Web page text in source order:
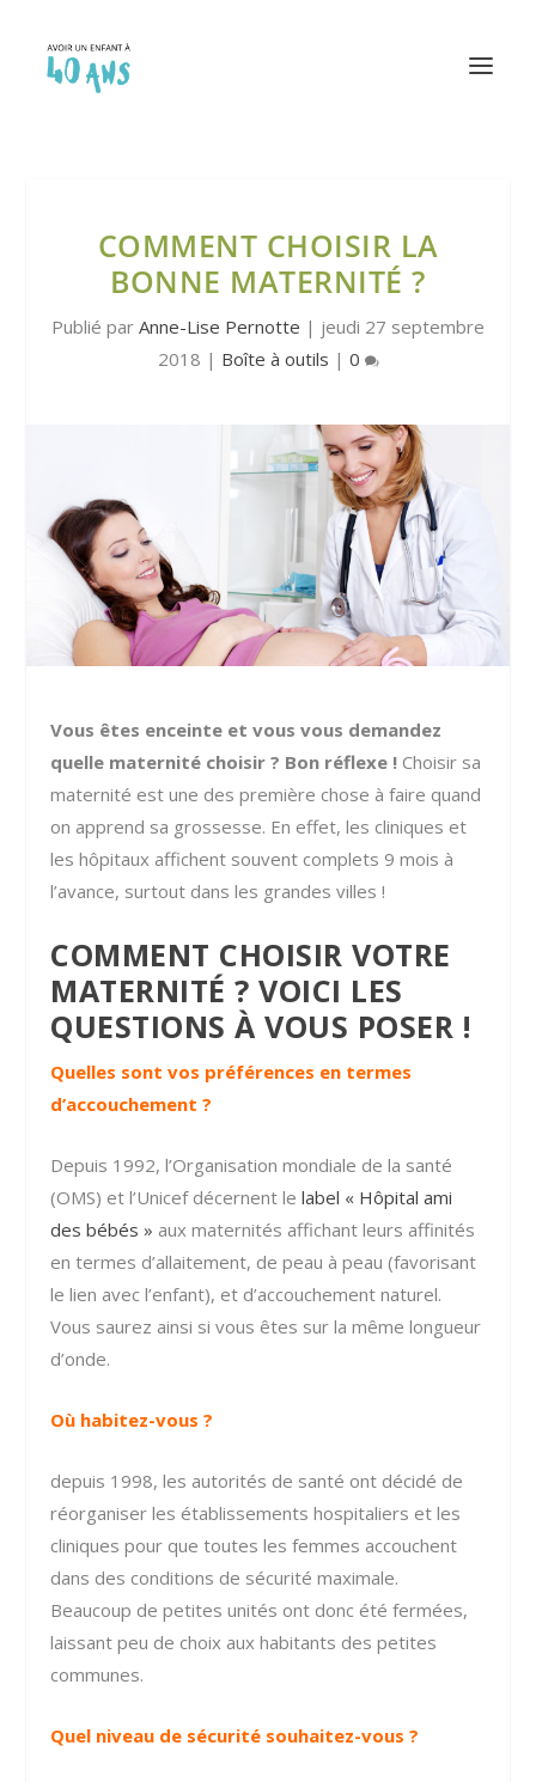
COMMENT CHOISIR LA
BONNE MATERNITÉ ?
Publié par Anne-Lise Pernotte | jeudi 27 septembre
2018 | Boîte à outils | 0
Vous êtes enceinte et vous vous demandez
quelle maternité choisir ? Bon réflexe ! Choisir sa
maternité est une des première chose à faire quand
on apprend sa grossesse. En effet, les cliniques et
les hôpitaux affichent souvent complets 9 mois à
l’avance, surtout dans les grandes villes !
COMMENT CHOISIR VOTRE
MATERNITÉ ? VOICI LES
QUESTIONS À VOUS POSER !
Quelles sont vos préférences en termes
d’accouchement ?
Depuis 1992, l’Organisation mondiale de la santé
(OMS) et l’Unicef décernent le label « Hôpital ami
des bébés » aux maternités affichant leurs affinités
en termes d’allaitement, de peau à peau (favorisant
le lien avec l’enfant), et d’accouchement naturel.
Vous saurez ainsi si vous êtes sur la même longueur
d’onde.
Où habitez-vous ?
depuis 1998, les autorités de santé ont décidé de
réorganiser les établissements hospitaliers et les
cliniques pour que toutes les femmes accouchent
dans des conditions de sécurité maximale.
Beaucoup de petites unités ont donc été fermées,
laissant peu de choix aux habitants des petites
communes.
Quel niveau de sécurité souhaitez-vous ?